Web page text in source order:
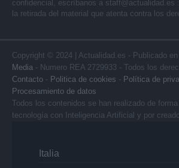
confidencial, escríbanos a staff@actualidad.es
la retirada del material que atenta contra los
Copyright © 2024 | Actualidad.es - Publicado
Media - Numero REA 2729933 - Todos los
Contacto - Politica de cookies - Política de
Procesamiento de datos
Todos los contenidos se han realizado de
tecnología con Inteligencia Artificial y por
Italia